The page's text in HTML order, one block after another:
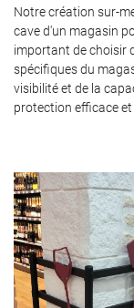
 Adresse email
En cochant cette
l'adresse email
utilisant
le formulaire
Notre création sur-
cave d'un magasin
important de choisir
spécifiques du
visibilité et de la
protection efficace et